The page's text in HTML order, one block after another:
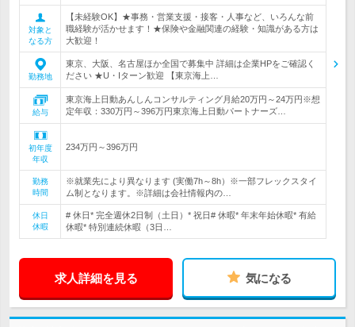
対象と
なる方
【未経験OK】★事務・営業支援・接客・人事など、いろんな前
職経験が活かせます！★保険や金融関連の経験・知識がある方は
大歓迎！
勤務地
東京、大阪、名古屋ほか全国で募集中 詳細は企業HPをご確認く
ださい ★U・Iターン歓迎 【東京海上…
給与
東京海上日動あんしんコンサルティング月給20万円～24万円※想
定年収：330万円～396万円東京海上日動パートナーズ…
初年度
年収
234万円～396万円
勤務
時間
※就業先により異なります (実働7h～8h）※一部フレックスタイ
ム制となります。※詳細は会社情報内の…
休日
休暇
# 休日* 完全週休2日制（土日）* 祝日# 休暇* 年末年始休暇* 有給
休暇* 特別連続休暇（3日…
求人詳細を見る 気になる